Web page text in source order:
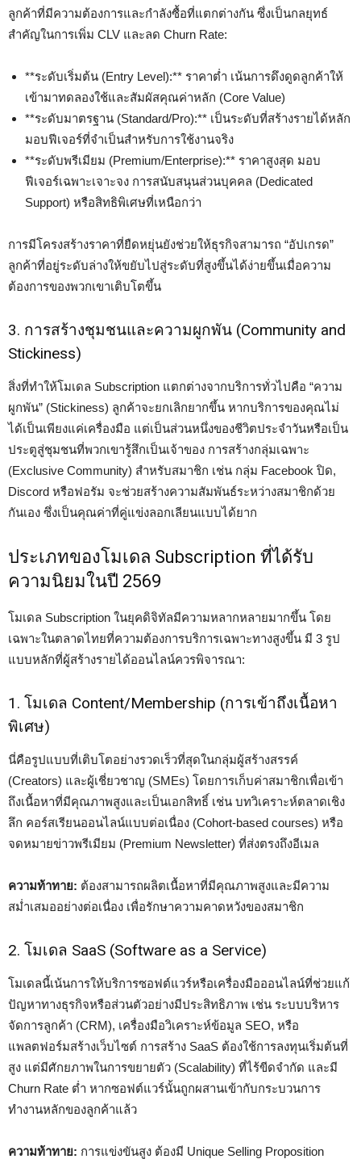
ลูกค้าที่มีความต้องการและกำลังซื้อที่แตกต่างกัน ซึ่งเป็นกลยุทธ์
สำคัญในการเพิ่ม CLV และลด Churn Rate:
**ระดับเริ่มต้น (Entry Level):** ราคาต่ำ เน้นการดึงดูดลูกค้าให้
เข้ามาทดลองใช้และสัมผัสคุณค่าหลัก (Core Value)
**ระดับมาตรฐาน (Standard/Pro):** เป็นระดับที่สร้างรายได้หลัก
มอบฟีเจอร์ที่จำเป็นสำหรับการใช้งานจริง
**ระดับพรีเมียม (Premium/Enterprise):** ราคาสูงสุด มอบ
ฟีเจอร์เฉพาะเจาะจง การสนับสนุนส่วนบุคคล (Dedicated
Support) หรือสิทธิพิเศษที่เหนือกว่า
การมีโครงสร้างราคาที่ยืดหยุ่นยังช่วยให้ธุรกิจสามารถ “อัปเกรด”
ลูกค้าที่อยู่ระดับล่างให้ขยับไปสู่ระดับที่สูงขึ้นได้ง่ายขึ้นเมื่อความ
ต้องการของพวกเขาเติบโตขึ้น
3. การสร้างชุมชนและความผูกพัน (Community and
Stickiness)
สิ่งที่ทำให้โมเดล Subscription แตกต่างจากบริการทั่วไปคือ “ความ
ผูกพัน” (Stickiness) ลูกค้าจะยกเลิกยากขึ้น หากบริการของคุณไม่
ได้เป็นเพียงแค่เครื่องมือ แต่เป็นส่วนหนึ่งของชีวิตประจำวันหรือเป็น
ประตูสู่ชุมชนที่พวกเขารู้สึกเป็นเจ้าของ การสร้างกลุ่มเฉพาะ
(Exclusive Community) สำหรับสมาชิก เช่น กลุ่ม Facebook ปิด,
Discord หรือฟอรัม จะช่วยสร้างความสัมพันธ์ระหว่างสมาชิกด้วย
กันเอง ซึ่งเป็นคุณค่าที่คู่แข่งลอกเลียนแบบได้ยาก
ประเภทของโมเดล Subscription ที่ได้รับ
ความนิยมในปี 2569
โมเดล Subscription ในยุคดิจิทัลมีความหลากหลายมากขึ้น โดย
เฉพาะในตลาดไทยที่ความต้องการบริการเฉพาะทางสูงขึ้น มี 3 รูป
แบบหลักที่ผู้สร้างรายได้ออนไลน์ควรพิจารณา:
1. โมเดล Content/Membership (การเข้าถึงเนื้อหา
พิเศษ)
นี่คือรูปแบบที่เติบโตอย่างรวดเร็วที่สุดในกลุ่มผู้สร้างสรรค์
(Creators) และผู้เชี่ยวชาญ (SMEs) โดยการเก็บค่าสมาชิกเพื่อเข้า
ถึงเนื้อหาที่มีคุณภาพสูงและเป็นเอกสิทธิ์ เช่น บทวิเคราะห์ตลาดเชิง
ลึก คอร์สเรียนออนไลน์แบบต่อเนื่อง (Cohort-based courses) หรือ
จดหมายข่าวพรีเมียม (Premium Newsletter) ที่ส่งตรงถึงอีเมล
ความท้าทาย: ต้องสามารถผลิตเนื้อหาที่มีคุณภาพสูงและมีความ
สม่ำเสมออย่างต่อเนื่อง เพื่อรักษาความคาดหวังของสมาชิก
2. โมเดล SaaS (Software as a Service)
โมเดลนี้เน้นการให้บริการซอฟต์แวร์หรือเครื่องมือออนไลน์ที่ช่วยแก้
ปัญหาทางธุรกิจหรือส่วนตัวอย่างมีประสิทธิภาพ เช่น ระบบบริหาร
จัดการลูกค้า (CRM), เครื่องมือวิเคราะห์ข้อมูล SEO, หรือ
แพลตฟอร์มสร้างเว็บไซต์ การสร้าง SaaS ต้องใช้การลงทุนเริ่มต้นที่
สูง แต่มีศักยภาพในการขยายตัว (Scalability) ที่ไร้ขีดจำกัด และมี
Churn Rate ต่ำ หากซอฟต์แวร์นั้นถูกผสานเข้ากับกระบวนการ
ทำงานหลักของลูกค้าแล้ว
ความท้าทาย: การแข่งขันสูง ต้องมี Unique Selling Proposition